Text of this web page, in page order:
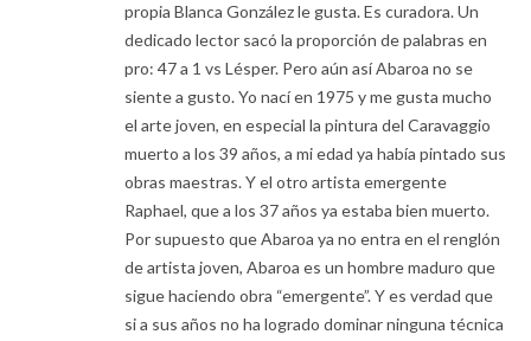
propia Blanca González le gusta. Es curadora. Un
dedicado lector sacó la proporción de palabras en
pro: 47 a 1 vs Lésper. Pero aún así Abaroa no se
siente a gusto. Yo nací en 1975 y me gusta mucho
el arte joven, en especial la pintura del Caravaggio
muerto a los 39 años, a mi edad ya había pintado sus
obras maestras. Y el otro artista emergente
Raphael, que a los 37 años ya estaba bien muerto.
Por supuesto que Abaroa ya no entra en el renglón
de artista joven, Abaroa es un hombre maduro que
sigue haciendo obra “emergente”. Y es verdad que
si a sus años no ha logrado dominar ninguna técnica